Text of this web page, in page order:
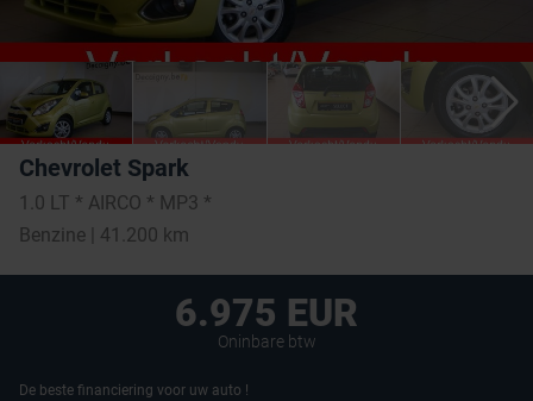
Chevrolet Spark
1.0 LT * AIRCO * MP3 *
Benzine | 41.200 km
6.975 EUR
Oninbare btw
De beste financiering voor uw auto !